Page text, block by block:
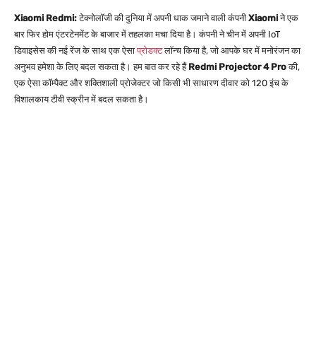
Xiaomi Redmi:टेक्नोलॉजी की दुनिया में अपनी धाक जमाने वाली कंपनी Xiaomiने एक
बार फिर होम एंटरटेनमेंट के बाजार में तहलका मचा दिया है। कंपनी ने चीन में अपनी IoT
डिवाइसेस की नई रेंज के साथ एक ऐसाप्रोडक्टलॉन्च किया है, जो आपके घर में मनोरंजन का
अनुभव हमेशा के लिए बदल सकता है। हम बात कर रहे हैं Redmi Projector 4 Proकी,
एक ऐसा कॉम्पैक्ट और शक्तिशाली प्रोजेक्टर जो किसी भी साधारण दीवार को 120 इंच के
विशालकाय टीवी स्क्रीन में बदल सकता है।